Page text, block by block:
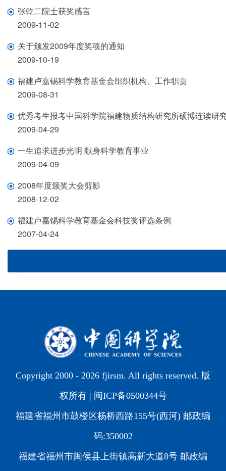
张乾二院士获奖感言
2009-11-02
关于颁发2009年度奖项的通知
2009-10-19
福建卢嘉锡科学教育基金会组织机构、工作职责
2009-08-31
优秀考生报考中国科学院福建物质结构研究所硕博连读研
2009-04-29
一生追求进步光明 献身科学教育事业
2009-04-09
2008年度颁奖大会剪影
2008-12-02
福建卢嘉锡科学教育基金会科技奖评选条例
2007-04-24
Copyright 2000 - 2026 fjirsm. All rights reserved. 版
权所有 | 闽ICP备0500344号
福建省福州市鼓楼区杨桥西路155号(西河) 邮政编
码:350002
福建省福州市闽侯县上街镇高新大道8号 邮政编